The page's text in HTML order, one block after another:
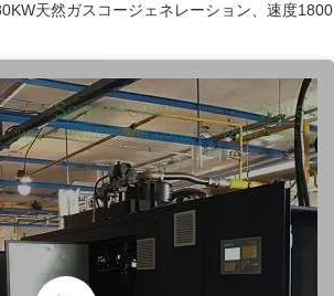
天然ガスコージェネレーション、速度1800